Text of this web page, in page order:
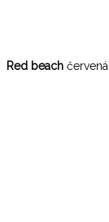
Red beach